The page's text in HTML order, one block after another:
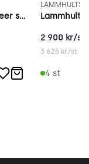
Fredericia Pioneer stool grå
LAMMHULTS
2 900 kr/st
3 625kr/st
4 st